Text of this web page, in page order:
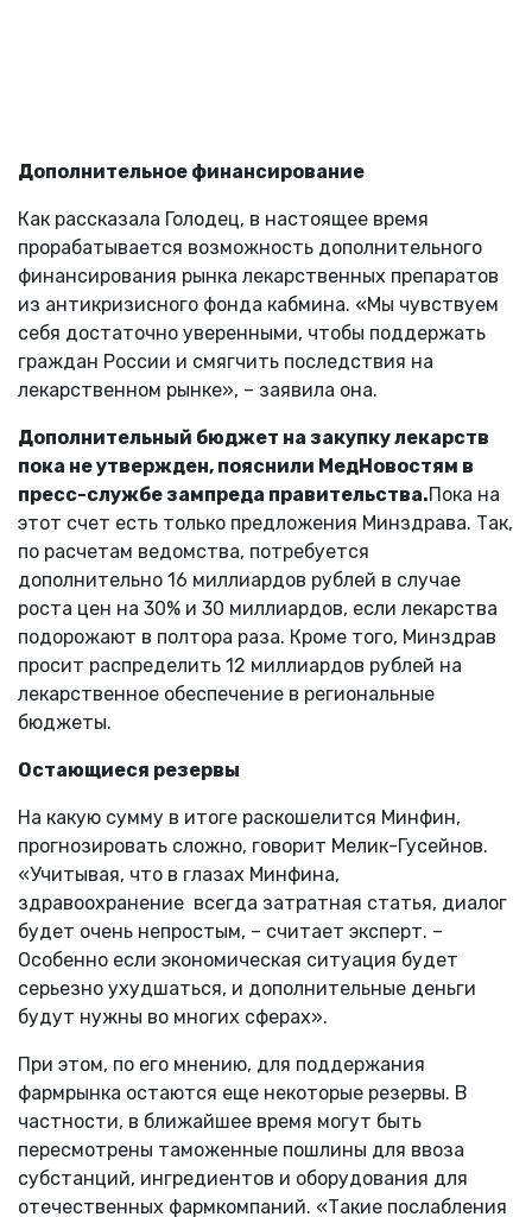
Дополнительное финансирование
Как рассказала Голодец, в настоящее время
прорабатывается возможность дополнительного
финансирования рынка лекарственных препаратов
из антикризисного фонда кабмина. «Мы чувствуем
себя достаточно уверенными, чтобы поддержать
граждан России и смягчить последствия на
лекарственном рынке», – заявила она.
Дополнительный бюджет на закупку лекарств
пока не утвержден, пояснили МедНовостям в
пресс-службе зампреда правительства.Пока на
этот счет есть только предложения Минздрава. Так,
по расчетам ведомства, потребуется
дополнительно 16 миллиардов рублей в случае
роста цен на 30% и 30 миллиардов, если лекарства
подорожают в полтора раза. Кроме того, Минздрав
просит распределить 12 миллиардов рублей на
лекарственное обеспечение в региональные
бюджеты.
Остающиеся резервы
На какую сумму в итоге раскошелится Минфин,
прогнозировать сложно, говорит Мелик-Гусейнов.
«Учитывая, что в глазах Минфина,
здравоохранение всегда затратная статья, диалог
будет очень непростым, – считает эксперт. –
Особенно если экономическая ситуация будет
серьезно ухудшаться, и дополнительные деньги
будут нужны во многих сферах».
При этом, по его мнению, для поддержания
фармрынка остаются еще некоторые резервы. В
частности, в ближайшее время могут быть
пересмотрены таможенные пошлины для ввоза
субстанций, ингредиентов и оборудования для
отечественных фармкомпаний. «Такие послабления